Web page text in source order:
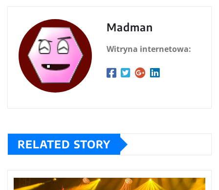
Madman
Witryna internetowa:
RELATED STORY